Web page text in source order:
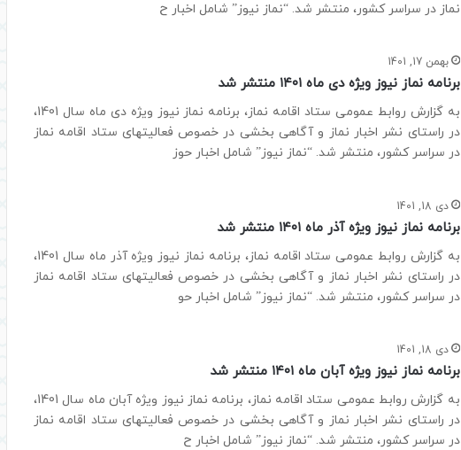
نماز در سراسر کشور، منتشر شد. “نماز نیوز” شامل اخبار ح
بهمن 17, 1401
برنامه نماز نیوز ویژه دی ماه ۱۴۰۱ منتشر شد
به گزارش روابط عمومی ستاد اقامه نماز، برنامه نماز نیوز ویژه دی ماه سال 1401،
در راستای نشر اخبار نماز و آگاهی بخشی در خصوص فعالیتهای ستاد اقامه نماز
در سراسر کشور، منتشر شد. “نماز نیوز” شامل اخبار حوز
دی 18, 1401
برنامه نماز نیوز ویژه آذر ماه ۱۴۰۱ منتشر شد
به گزارش روابط عمومی ستاد اقامه نماز، برنامه نماز نیوز ویژه آذر ماه سال 1401،
در راستای نشر اخبار نماز و آگاهی بخشی در خصوص فعالیتهای ستاد اقامه نماز
در سراسر کشور، منتشر شد. “نماز نیوز” شامل اخبار حو
دی 18, 1401
برنامه نماز نیوز ویژه آبان ماه ۱۴۰۱ منتشر شد
به گزارش روابط عمومی ستاد اقامه نماز، برنامه نماز نیوز ویژه آبان ماه سال 1401،
در راستای نشر اخبار نماز و آگاهی بخشی در خصوص فعالیتهای ستاد اقامه نماز
در سراسر کشور، منتشر شد. “نماز نیوز” شامل اخبار ح